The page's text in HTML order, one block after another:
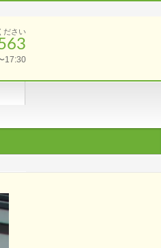
ださい
17:30